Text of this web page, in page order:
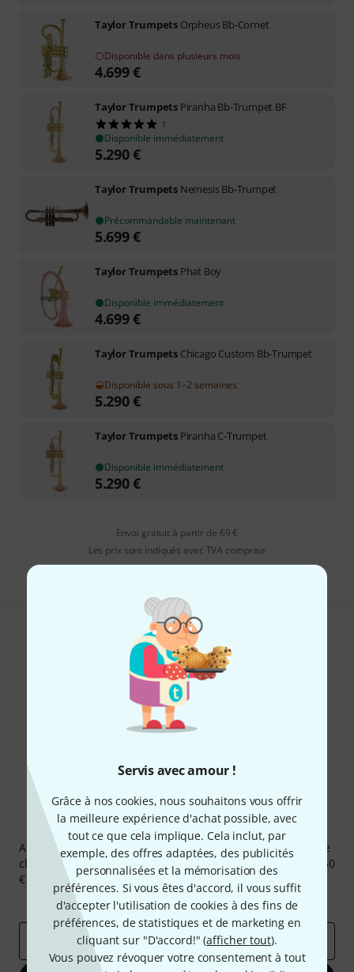
Servis avec amour !
Grâce à nos cookies, nous souhaitons vous offrir
la meilleure expérience d'achat possible, avec
tout ce que cela implique. Cela inclut, par
exemple, des offres adaptées, des publicités
personnalisées et la mémorisation des
préférences. Si vous êtes d'accord, il vous suffit
d'accepter l'utilisation de cookies à des fins de
préférences, de statistiques et de marketing en
cliquant sur "D'accord!" (afficher tout).
Vous pouvez révoquer votre consentement à tout
Taylor Trumpets Orpheus Bb-Cornet
Disponible dans plusieurs mois
4.699€
Taylor Trumpets Piranha Bb-Trumpet BF
1
Disponible immédiatement
5.290€
Taylor Trumpets Nemesis Bb-Trumpet
Précommandable maintenant
5.699€
Taylor Trumpets Phat Boy
Disponible immédiatement
4.699€
Taylor Trumpets Chicago Custom Bb-Trumpet
Disponible sous 1–2 semaines
5.290€
Taylor Trumpets Piranha C-Trumpet
Disponible immédiatement
5.290€
Envoi gratuit à partir de 69 €
Les prix sont indiqués avec TVA comprise
Aimez-vous ce que vous voyez ?
Partager Aide et commentaires
Newsletters Thomann
Abonnez-vous à la newsletter Thomann et, avec un peu de
chance, gagnez l'un des 50 bons d'achat d'une valeur de 50
€ chacun!
Articles inspirants
Deals Aperçus Thomann
Adresse e-mail*